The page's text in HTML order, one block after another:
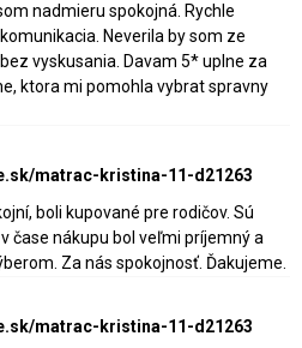
nadmieru spokojná. Rychle
Neverila by som ze
vyskusania. Davam 5* uplne za
ktora mi pomohla vybrat spravny
matrac-kristina-11-d21263
boli kupované pre rodičov. Sú
čase nákupu bol veľmi príjemný a
Za nás spokojnosť. Ďakujeme.
matrac-kristina-11-d21263